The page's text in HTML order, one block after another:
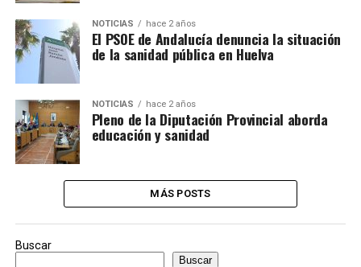
NOTICIAS hace 2 años
El PSOE de Andalucía denuncia la situación
de la sanidad pública en Huelva
NOTICIAS hace 2 años
Pleno de la Diputación Provincial aborda
educación y sanidad
MÁS POSTS
Buscar
Buscar